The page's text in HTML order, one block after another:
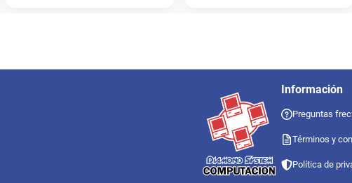
Información
Preguntas
Términos y
Política de